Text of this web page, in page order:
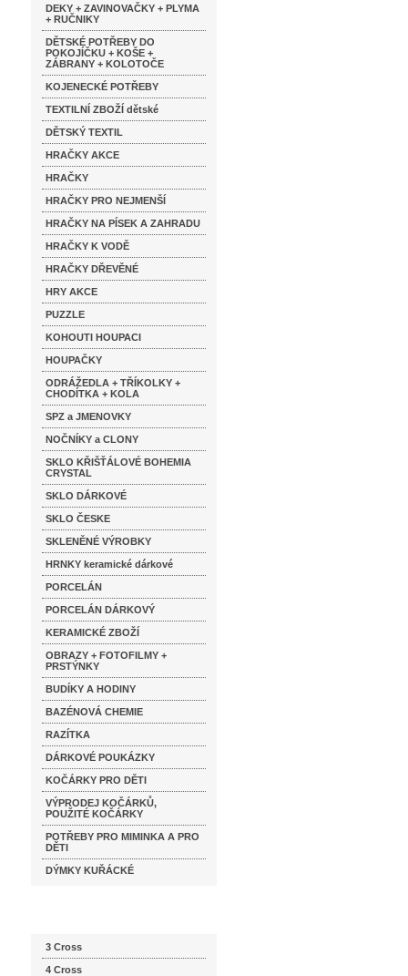
DEKY + ZAVINOVAČKY + PLYMA
+ RUČNIKY
DĚTSKÉ POTŘEBY DO
POKOJÍČKU + KOŠE +
ZÁBRANY + KOLOTOČE
KOJENECKÉ POTŘEBY
TEXTILNÍ ZBOŽÍ dětské
DĚTSKÝ TEXTIL
HRAČKY AKCE
HRAČKY
HRAČKY PRO NEJMENŠÍ
HRAČKY NA PÍSEK A ZAHRADU
HRAČKY K VODĚ
HRAČKY DŘEVĚNÉ
HRY AKCE
PUZZLE
KOHOUTI HOUPACI
HOUPAČKY
ODRÁŽEDLA + TŘÍKOLKY +
CHODÍTKA + KOLA
SPZ a JMENOVKY
NOČNÍKY a CLONY
SKLO KŘIŠŤÁLOVÉ BOHEMIA
CRYSTAL
SKLO DÁRKOVÉ
SKLO ČESKE
SKLENĚNÉ VÝROBKY
HRNKY keramické dárkové
PORCELÁN
PORCELÁN DÁRKOVÝ
KERAMICKÉ ZBOŽÍ
OBRAZY + FOTOFILMY +
PRSTÝNKY
BUDÍKY A HODINY
BAZÉNOVÁ CHEMIE
RAZÍTKA
DÁRKOVÉ POUKÁZKY
KOČÁRKY PRO DĚTI
VÝPRODEJ KOČÁRKŮ,
POUŽITÉ KOČÁRKY
POTŘEBY PRO MIMINKA A PRO
DĚTI
DÝMKY KUŘÁCKÉ
3 Cross
4 Cross